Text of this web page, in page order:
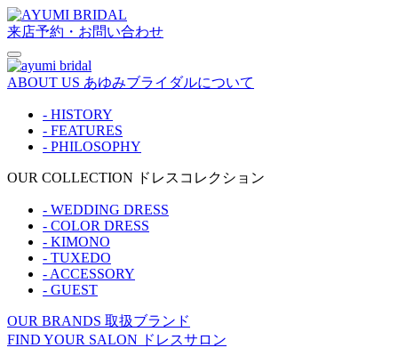
来店予約・お問い合わせ
ABOUT US あゆみブライダルについて
- HISTORY
- FEATURES
- PHILOSOPHY
OUR COLLECTION ドレスコレクション
- WEDDING DRESS
- COLOR DRESS
- KIMONO
- TUXEDO
- ACCESSORY
- GUEST
OUR BRANDS 取扱ブランド
FIND YOUR SALON ドレスサロン